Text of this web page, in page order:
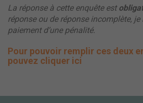
La réponse à cette enquête est
réponse ou de réponse incomplète, je
paiement d’une pénalité.
Pour pouvoir remplir ces deux
pouvez cliquer ici